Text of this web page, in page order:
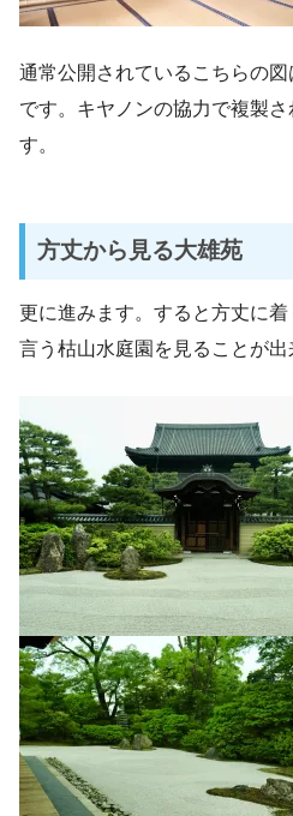
通常公開されているこちらの
です。キヤノンの協力で複製
す。
方丈から見る大雄苑
更に進みます。すると方丈に
言う枯山水庭園を見ることが出